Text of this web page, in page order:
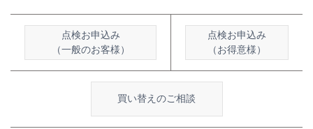
点検お申込み
（一般のお客様）
点検お申込み
（お得意様）
買い替えのご相談